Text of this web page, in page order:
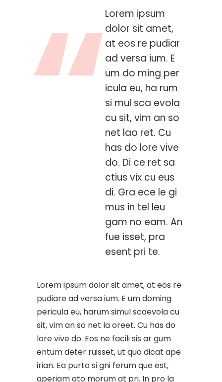
Lorem ipsum
dolor sit amet,
at eos re pudiar
ad versa ium. E
um do ming per
icula eu, ha rum
si mul sca evola
cu sit, vim an so
net lao ret. Cu
has do lore vive
do. Di ce ret sa
ctius vix cu eus
di. Gra ece le gi
mus in tel leu
gam no eam. An
fue isset, pra
esent pri te.
Lorem ipsum dolor sit amet, at eos re
pudiare ad versa ium. E um doming
pericula eu, harum simul scaevola cu
sit, vim an so net la oreet. Cu has do
lore vive do. Eos ne facili sis ar gum
entum deter ruisset, ut quo dicat ape
irian. Ea purto si gni ferum que est,
aperiam ato morum at pri. In pro la